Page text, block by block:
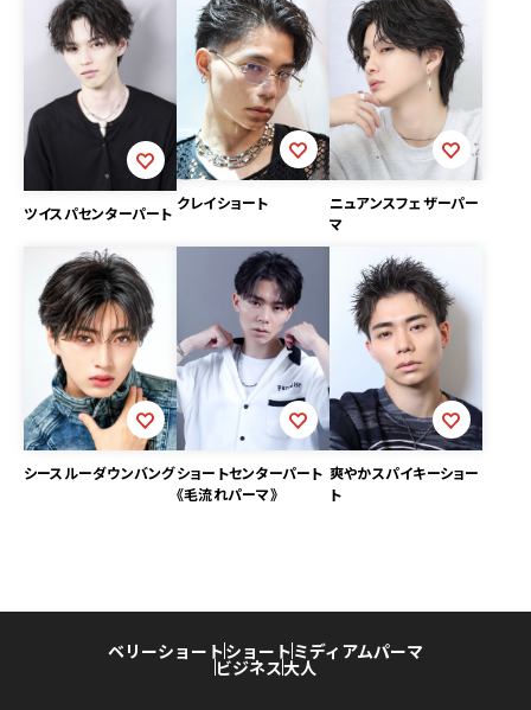
ツイスパセンターパート
クレイショート
ニュアンスフェザーパー
マ
シースルーダウンバングショートセンターパート
《毛流れパーマ》
爽やかスパイキーショー
ト
ベリーショートショート ミディアムパーマ
ビジネス大人